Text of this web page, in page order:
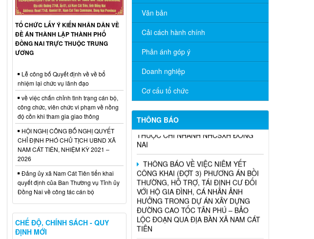
Văn bản
Cải cách hành chính
Phản ánh góp ý
Doanh nghiệp
Cơ cấu tổ chức
THÔNG BÁO
THÔNG BÁO TRIỂN KHAI KHÁM SỨC
KHỎE ĐỊNH KỲ CHO NGƯỜI LAO
ĐỘNG NĂM 2026
Chương trình hỗ trợ cửa hàng, hộ kinh
doanh chuyển đổi số
THÔNG BÁO TUYỂN DỤNG THỦ QUỸ
TẠI CÁC PHÒNG GIAO DỊCH TRỰC
NAI
THÔNG BÁO VỀ VIỆC NIÊM YẾT
CÔNG KHAI (ĐỢT 3) PHƯƠNG ÁN BỒI
THƯỜNG, HỖ TRỢ, TÁI ĐỊNH CƯ ĐỐI
VỚI HỘ GIA ĐÌNH, CÁ NHÂN ẢNH
HƯỞNG TRONG DỰ ÁN XÂY DỰNG
ĐƯỜNG CAO TỐC TÂN PHÚ – BẢO
LỘC ĐOẠN QUA ĐỊA BÀN XÃ NAM CÁT
TIÊN
TỔ CHỨC LẤY Ý KIẾN NHÂN DÂN VỀ
ĐỀ ÁN THÀNH LẬP THÀNH PHỐ
ĐỒNG NAI TRỰC THUỘC TRUNG
ƯƠNG
Lễ công bố Quyết định về về bổ
nhiệm lại chức vụ lãnh đạo
về việc chấn chỉnh tình trạng cán bộ,
công chức, viên chức vi phạm về nồng
độ cồn khi tham gia giao thông
HỘI NGHỊ CÔNG BỐ NGHỊ QUYẾT
CHỈ ĐỊNH PHÓ CHỦ TỊCH UBND XÃ
NAM CÁT TIÊN, NHIỆM KỲ 2021 –
2026
Đảng ủy xã Nam Cát Tiên tiển khai
quyết định của Ban Thường vụ Tỉnh ủy
Đồng Nai về công tác cán bộ
CHẾ ĐỘ, CHÍNH SÁCH - QUY
ĐỊNH MỚI